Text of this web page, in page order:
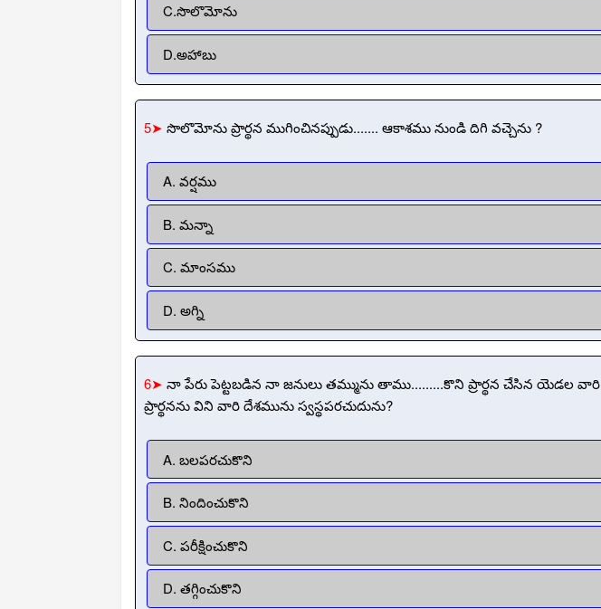
C.సొలొమోను
D.అహాబు
5➤ సొలొమోను ప్రార్థన ముగించినప్పుడు....... ఆకాశము నుండి దిగి వచ్చెను ?
A. వర్షము
B. మన్నా
C. మాంసము
D. అగ్ని
6➤ నా పేరు పెట్టబడిన నా జనులు తమ్మును తాము.........కొని ప్రార్థన చేసిన యెడల వారి
ప్రార్థనను విని వారి దేశమును స్వస్థపరచుదును?
A. బలపరచుకొని
B. నిందించుకొని
C. పరీక్షించుకొని
D. తగ్గించుకొని